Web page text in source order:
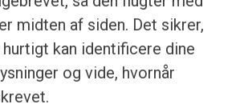
midten af siden. Det sikrer,
kan identificere dine
og vide, hvornår